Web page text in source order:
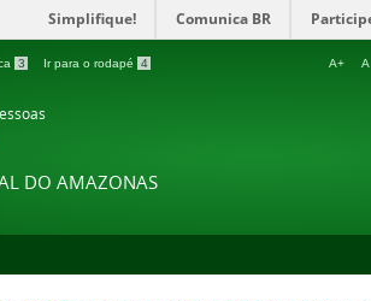
Simplifique! Comunica BR
3 Ir para o rodapé 4 A+ A
DO AMAZONAS